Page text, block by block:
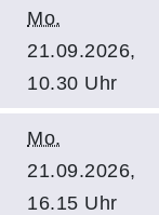
Mo.
21.09.2026,
10.30 Uhr
Mo.
21.09.2026,
16.15 Uhr